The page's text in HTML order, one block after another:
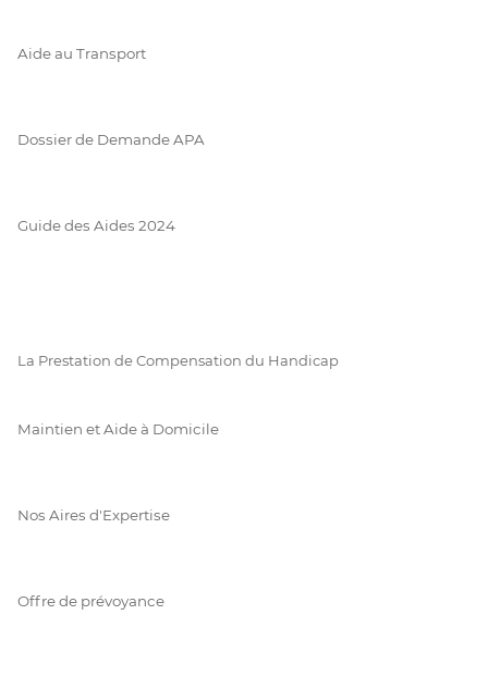
Aide au Transport
Dossier de Demande APA
Guide des Aides 2024
La Prestation de Compensation du Handicap
Maintien et Aide à Domicile
Nos Aires d'Expertise
Offre de prévoyance